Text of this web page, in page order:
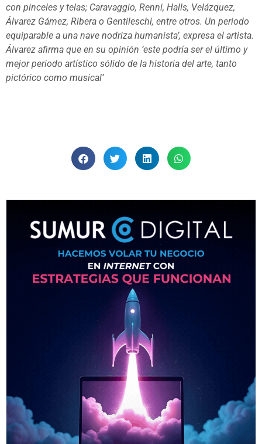
con pinceles y telas; Caravaggio, Renni, Halls, Velázquez,
Álvarez Gámez, Ribera o Gentileschi, entre otros. Un periodo
equiparable a una nave nodriza humanista’, expresa el artista.
Álvarez afirma que en su opinión ‘este podría ser el último y
mejor periodo artístico sólido de la historia del arte, tanto
pictórico como musical’